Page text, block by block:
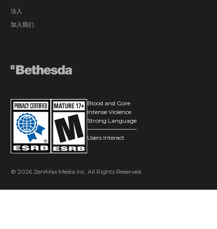
法人
加入我们
Blood and Gore
Intense Violence
Strong Language
Users Interact
© 2026 ZeniMax Media Inc. All Rights Reserved.